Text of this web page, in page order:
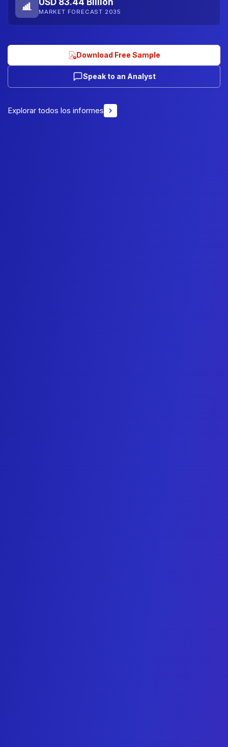
USD 83.44 Billion
MARKET FORECAST 2035
Download Free Sample
Speak to an Analyst
Explorar todos los informes